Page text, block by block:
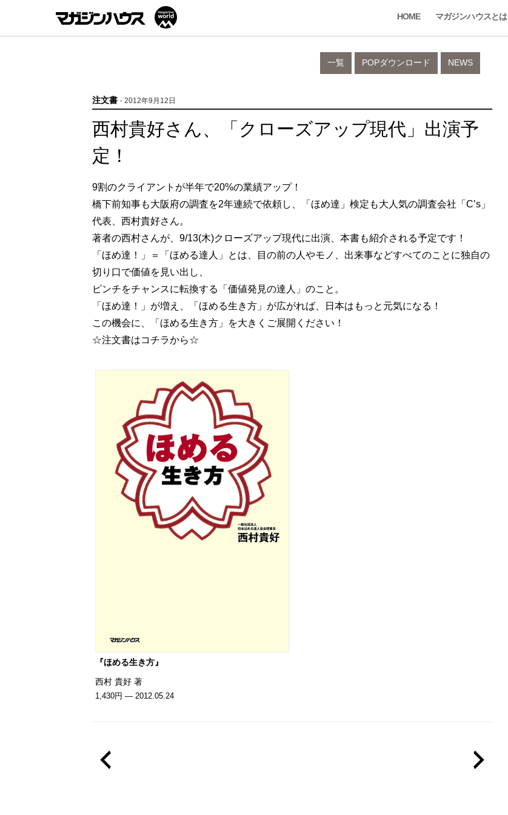
HOME マガジンハウスとは
NEWS
POPダウンロード
一覧
注文書 - 2012年9月12日
西村貴好さん、「クローズアップ現代」出演予
定！
9割のクライアントが半年で20%の業績アップ！
橋下前知事も大阪府の調査を2年連続で依頼し、「ほめ達」検定も大人気の調査会社「C’s」
代表、西村貴好さん。
著者の西村さんが、9/13(木)クローズアップ現代に出演、本書も紹介される予定です！
「ほめ達！」＝「ほめる達人」とは、目の前の人やモノ、出来事などすべてのことに独自の
切り口で価値を見い出し、
ピンチをチャンスに転換する「価値発見の達人」のこと。
「ほめ達！」が増え、「ほめる生き方」が広がれば、日本はもっと元気になる！
この機会に、「ほめる生き方」を大きくご展開ください！
☆注文書はコチラから☆
『ほめる生き方』
西村 貴好 著
1,430円 — 2012.05.24